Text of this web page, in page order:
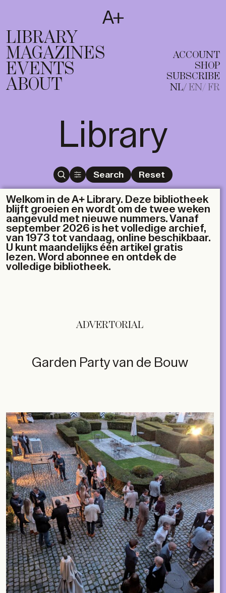
T
EN FR
LIBRARY
MAGAZINES
EVENTS
ABOUT
ACCOUNT
SHOP
SUBSCRIBE
NL EN FR
Library
Search Reset
Welkom in de A+ Library. Deze bibliotheek
blijft groeien en wordt om de twee weken
aangevuld met nieuwe nummers. Vanaf
september 2026 is het volledige archief,
van 1973 tot vandaag, online beschikbaar.
U kunt maandelijks één artikel gratis
lezen. Word abonnee en ontdek de
volledige bibliotheek.
ADVERTORIAL
Garden Party van de Bouw